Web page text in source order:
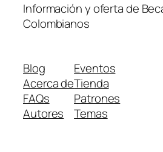
Información y oferta de
Colombianos
Blog
Acerca de
FAQs
Autores
Eventos
Tienda
Patrones
Temas